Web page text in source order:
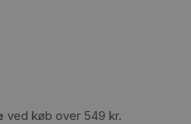
ved køb over 549 kr.